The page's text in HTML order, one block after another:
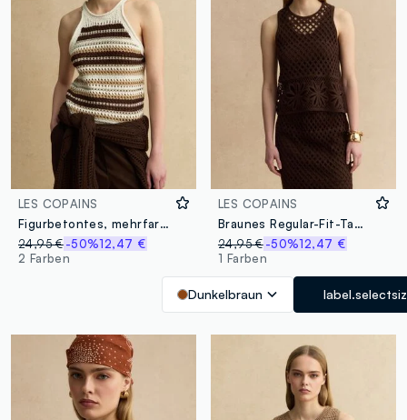
LES COPAINS
Figurbetontes, mehrfarbig gestreiftes Stricktop aus Baumwollmix
24,95 €-50%12,47 €
2 Farben
LES COPAINS
Braunes Regular-Fit-Tanktop aus Baumwollmix mit Mesh-Design
24,95 € -50%12,47 €
1 Farben
Dunkelbraun